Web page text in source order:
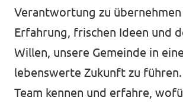
Verantwortung zu
Erfahrung, frischen Ideen und
Willen, unsere Gemeinde in eine
lebenswerte Zukunft zu führen.
Team kennen und erfahre,